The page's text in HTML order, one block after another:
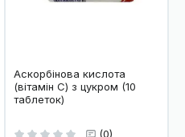
Аскорбінова кислота
(вітамін C) з цукром (10
таблеток)
(0)